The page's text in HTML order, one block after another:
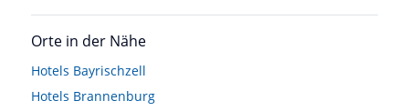
Orte in der Nähe
Hotels Bayrischzell
Hotels Brannenburg